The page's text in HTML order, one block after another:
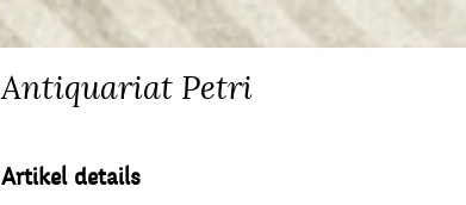
Antiquariat Petri
Artikel details